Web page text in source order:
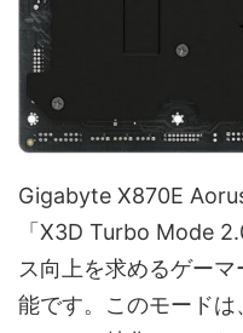
Gigabyte X870E
「X3D Turbo Mode
ス向上を求めるゲー
能です。このモード